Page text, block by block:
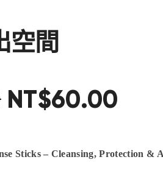
空間
NT$60.00
Sticks – Cleansing, Protection &